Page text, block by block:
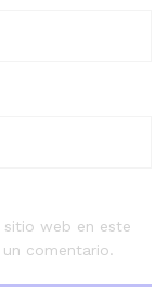
web en este
comentario.